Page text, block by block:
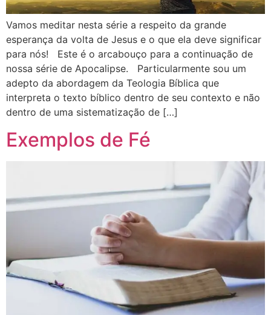
Vamos meditar nesta série a respeito da grande
esperança da volta de Jesus e o que ela deve significar
para nós! Este é o arcabouço para a continuação de
nossa série de Apocalipse. Particularmente sou um
adepto da abordagem da Teologia Bíblica que
interpreta o texto bíblico dentro de seu contexto e não
dentro de uma sistematização de […]
Exemplos de Fé